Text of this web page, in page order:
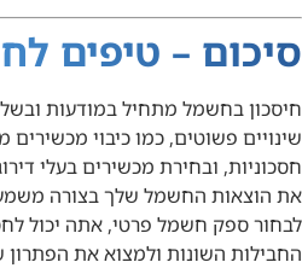
סיכום – טיפים
חיסכון בחשמל מתחיל במודעות
שינויים פשוטים, כמו כיבוי מכשירים
חסכוניות, ובחירת מכשירים בעלי
את הוצאות החשמל שלך בצורה
לבחור ספק חשמל פרטי, אתה יכול
החבילות השונות ולמצוא את